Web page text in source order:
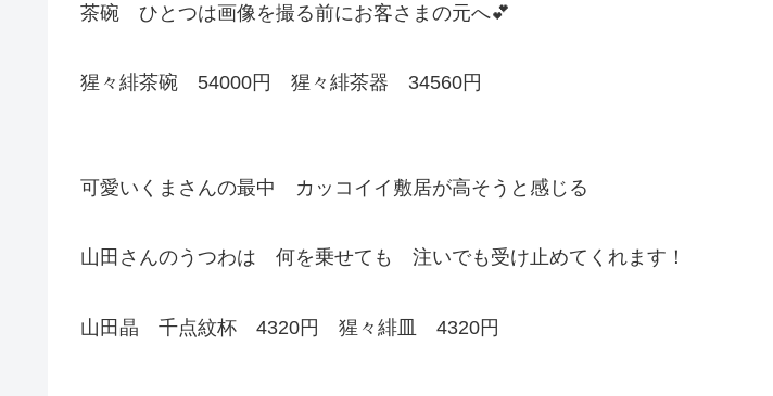
茶碗 ひとつは画像を撮る前にお客さまの元へ💕
猩々緋茶碗 54000円 猩々緋茶器 34560円
可愛いくまさんの最中 カッコイイ敷居が高そうと感じる
山田さんのうつわは 何を乗せても 注いでも受け止めてくれます！
山田晶 千点紋杯 4320円 猩々緋皿 4320円